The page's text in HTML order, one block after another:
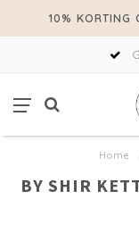
10% KORTING
Home
BY SHIR